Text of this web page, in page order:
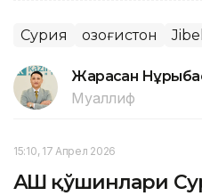
Сурия Қозоғистон
Жарасқан
Муаллиф
15:10, 17 Апрел 2026
АҚШ қўшинлари